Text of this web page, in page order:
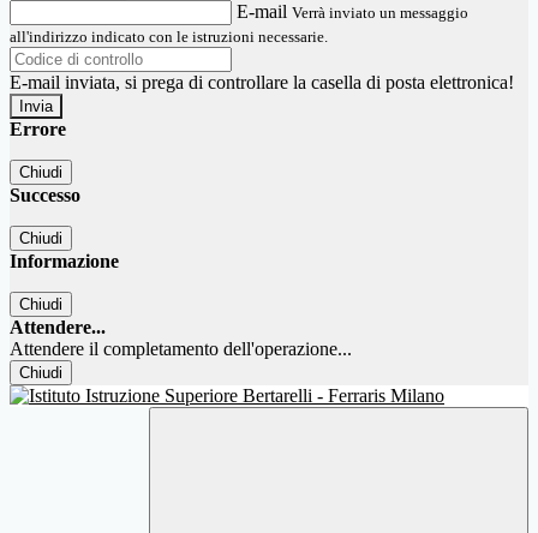
E-mail Verrà inviato un messaggio
all'indirizzo indicato con le istruzioni necessarie.
E-mail inviata, si prega di controllare la casella di posta elettronica!
Errore
Chiudi
Successo
Chiudi
Informazione
Chiudi
Attendere...
Attendere il completamento dell'operazione...
Chiudi